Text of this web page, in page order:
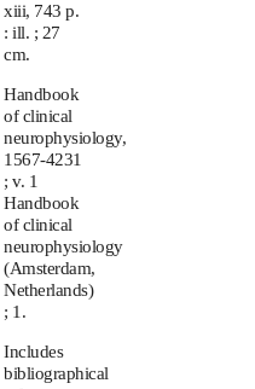
xiii, 743 p.
: ill. ; 27
cm.
Handbook
of clinical
neurophysiology,
1567-4231
; v. 1
Handbook
of clinical
neurophysiology
(Amsterdam,
Netherlands)
; 1.
Includes
bibliographical